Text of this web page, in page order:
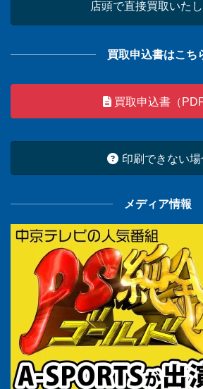
店頭で直接買取いた
買取申込書はこち
買取申込書（PDF
印刷できない場
メディア情報